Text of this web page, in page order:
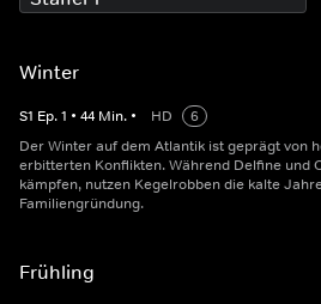
Winter
S1 Ep.1 • 44 Min. • HD
6
Der Winter auf dem Atlantik ist geprägt von
erbitterten Konflikten. Während Delfine und
kämpfen, nutzen Kegelrobben die kalte
Familiengründung.
Frühling